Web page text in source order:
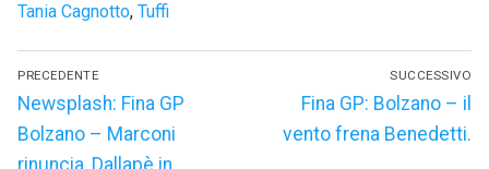
Tania Cagnotto, Tuffi
Navigazione
articoli
PRECEDENTE
Articolo
precedente:
Newsplash: Fina GP
Bolzano – Marconi
rinuncia, Dallapè in
SUCCESSIVO
Articolo
successivo:
Fina GP: Bolzano – il
vento frena Benedetti.